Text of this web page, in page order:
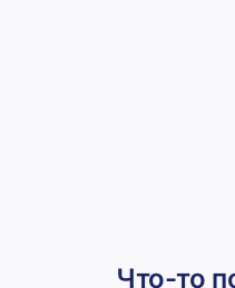
Что-то